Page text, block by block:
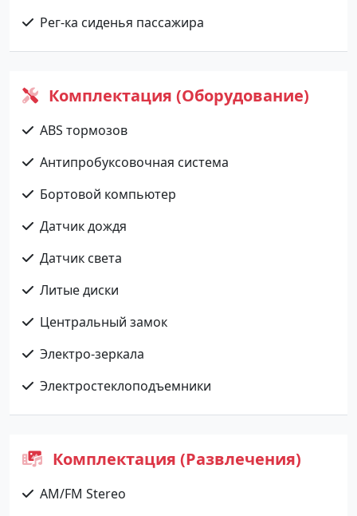
Рег-ка сиденья пассажира
Комплектация (Оборудование)
ABS тормозов
Антипробуксовочная система
Бортовой компьютер
Датчик дождя
Датчик света
Литые диски
Центральный замок
Электро-зеркала
Электростеклоподъемники
Комплектация (Развлечения)
AM/FM Stereo